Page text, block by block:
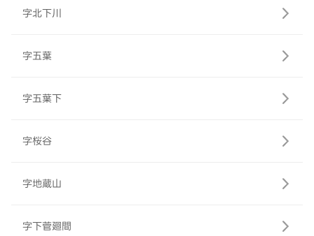
字北下川
字五葉
字五葉下
字桜谷
字地蔵山
字下菅廻間